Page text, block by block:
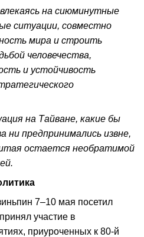
на сиюминутные
ситуации, совместно
мира и строить
человечества,
и устойчивость
на Тайване, какие бы
предпринимались извне,
остается необратимой
7–10 мая посетил
участие в
приуроченных к 80-й